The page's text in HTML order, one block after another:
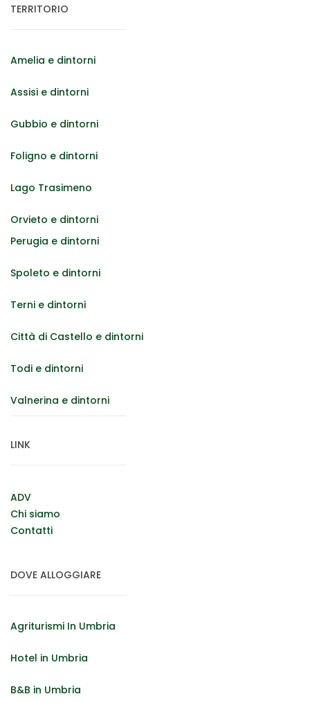
TERRITORIO
Amelia e dintorni
Assisi e dintorni
Gubbio e dintorni
Foligno e dintorni
Lago Trasimeno
Orvieto e dintorni
Perugia e dintorni
Spoleto e dintorni
Terni e dintorni
Città di Castello e dintorni
Todi e dintorni
Valnerina e dintorni
LINK
ADV
Chi siamo
Contatti
DOVE ALLOGGIARE
Agriturismi In Umbria
Hotel in Umbria
B&B in Umbria